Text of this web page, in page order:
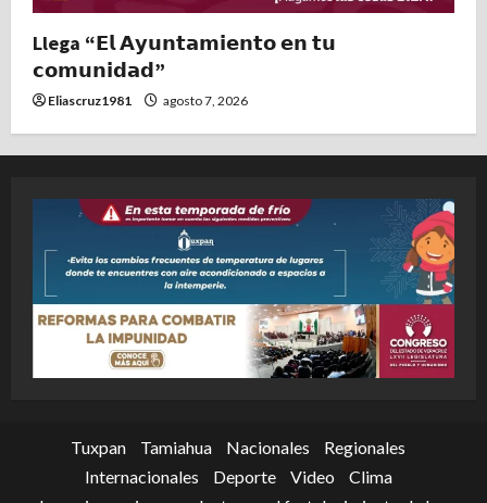
Llega “𝗘𝗹 𝗔𝘆𝘂𝗻𝘁𝗮𝗺𝗶𝗲𝗻𝘁𝗼 𝗲𝗻 𝘁𝘂
𝗰𝗼𝗺𝘂𝗻𝗶𝗱𝗮𝗱”
Eliascruz1981 agosto 7, 2026
Tuxpan Tamiahua Nacionales
Regionales
Internacionales
Deporte Video
Clima